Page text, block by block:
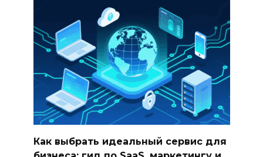
Как выбрать идеальный сервис для